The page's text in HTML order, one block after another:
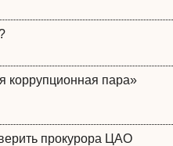
коррупционная пара»
прокурора ЦАО